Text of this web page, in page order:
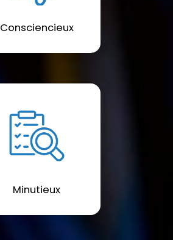
Consciencieux
Minutieux